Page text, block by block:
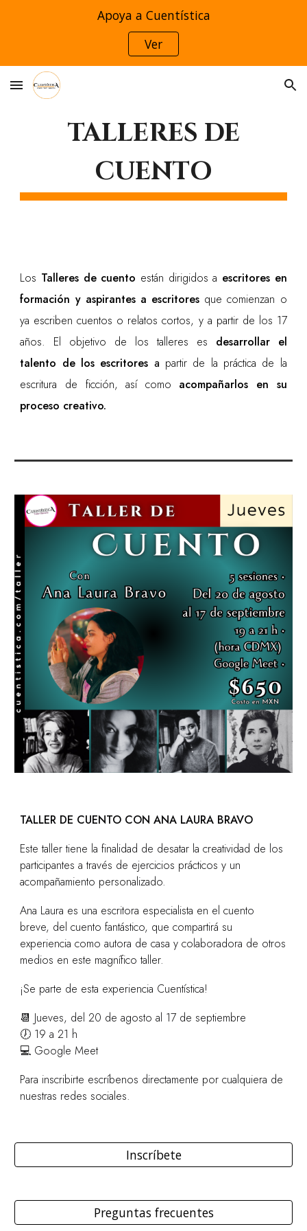
Skip to main content
Apoya a Cuentística
Ver
TALLERES DE
CUENTO
Los Talleres de cuento están dirigidos a escritores en
formación yaspirantes a escritores que comienzan o
ya escriben cuentos o relatos cortos, y a partir de los 17
años. El objetivo de los talleres es
desarrollar el
talento de los escritores a partir de la práctica de la
escritura de ficción, así como acompañarlos en su
proceso creativo.
TALLER DE CUENTO CON ANA LAURA BRAVO
Este taller tiene la finalidad de desatar la creatividad de los
participantes a través de ejercicios prácticos y un
acompañamiento personalizado.
Ana Laura es una escritora especialista en el cuento
breve, del cuento fantástico, que compartirá su
experiencia como autora de casa y colaboradora de otros
medios en este magnífico taller.
¡Se parte de esta experiencia Cuentística!
📆 Jueves, del 20 de agosto al 17 de septiembre
🕖 19 a 21 h
💻 Google Meet
Para inscribirte escríbenos directamente por cualquiera de
nuestras redes sociales.
Inscríbete
Preguntas frecuentes